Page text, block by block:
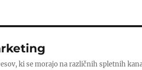
ki se morajo na različnih spletnih